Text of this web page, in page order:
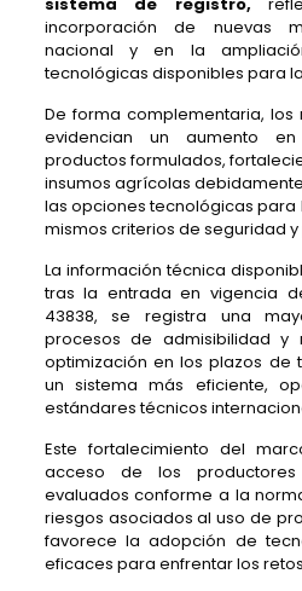
incorporación de nuevas
nacional y en la
tecnológicas disponibles para
De forma complementaria, los
evidencian un aumento
productos formulados,
insumos agrícolas
las opciones tecnológicas para
mismos criterios de seguridad
La información técnica
tras la entrada en vigencia
43838, se registra una
procesos de admisibilidad y
optimización en los plazos de
un sistema más eficiente,
estándares técnicos
Este fortalecimiento del
acceso de los
evaluados conforme a la
riesgos asociados al uso de
favorece la adopción de
eficaces para enfrentar los